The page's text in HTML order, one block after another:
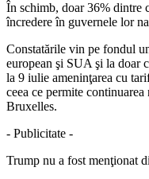
În schimb, doar 36% dintre
încredere în guvernele lor
Constatările vin pe fondul
european şi SUA şi la doar
la 9 iulie ameninţarea cu
ceea ce permite
Bruxelles.
- Publicitate -
Trump nu a fost menţionat